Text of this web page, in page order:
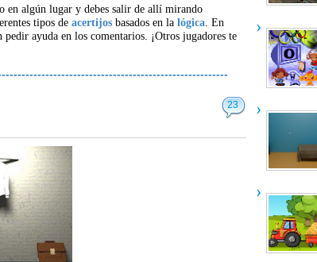
en algún lugar y debes salir de allí mirando
tipos deacertijos basados en lalógica. En
pedir ayuda en los comentarios. ¡Otros jugadores te
23